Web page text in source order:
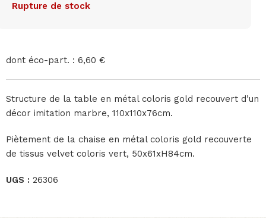
Rupture de stock
dont éco-part. : 6,60 €
Structure de la table en métal coloris gold recouvert d’un
décor imitation marbre, 110x110x76cm.
Piètement de la chaise en métal coloris gold recouverte
de tissus velvet coloris vert, 50x61xH84cm.
UGS : 26306